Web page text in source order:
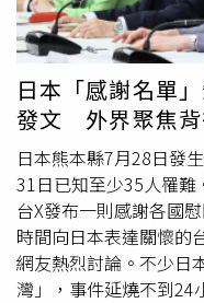
查，「一系列加強管控
主權與地區穩定的堅定
可逾越的紅線，堅決粉
圖謀。」《解放軍報》
線」，完全是圖窮匕見
非法無效的操弄，篡改
混淆視聽的錯誤行徑，
的，其在法理上站不住
多年來，南海這片海域
暴、並肩戰鬥的烽火印
機中各國和衷共濟、守
案。然而，當地空中觀
次發生墜機事故。秘魯
切哀悼。
日本「感謝名單
發文 外界聚焦背
日本熊本縣7月28日發
31日已知至少35人罹
台X發布一則感謝各國
時間向日本表達關懷的
網友熱烈討論。不少日
灣」，事件延燒不到24